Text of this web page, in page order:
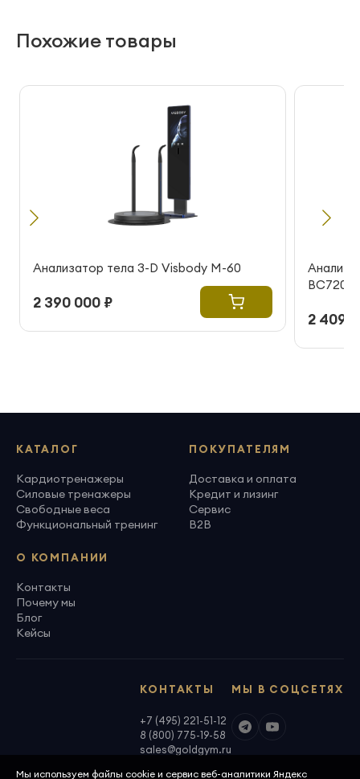
Похожие товары
Анализатор тела 3-D Visbody M-60
2 390 000 ₽
BC720
2 409
КАТАЛОГ
Кардиотренажеры
Силовые тренажеры
Свободные веса
Функциональный тренинг
ПОКУПАТЕЛЯМ
Доставка и оплата
Кредит и лизинг
Сервис
B2B
О КОМПАНИИ
Контакты
Почему мы
Блог
Кейсы
МЫ В СОЦСЕТЯХ
КОНТАКТЫ
+7 (495) 221-51-12
8 (800) 775-19-58
sales@goldgym.ru
Мы используем файлы cookie и сервис веб-аналитики Яндекс